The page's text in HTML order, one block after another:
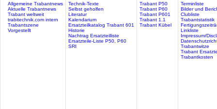
Allgemeine Trabantnews
Aktuelle Trabantnews
Trabant weltweit
trabitechnik.com intern
Trabantszene
Vorgestellt
Technik-Texte
Selbst geholfen
Literatur
Kalendarium
Ersatzteilkatalog Trabant 601
Historie
Nachtrag Ersatzteilliste
Ersatzteile-Liste P50, P60
SRI
Trabant P50
Trabant P60
Trabant P601
Trabant 1.1
Trabant Kübel
Terminliste
Bilder und
Clubliste
Trabantstatistik
Linkliste
Impressum/
Trabantwitze
Trabant
Trabantkosten